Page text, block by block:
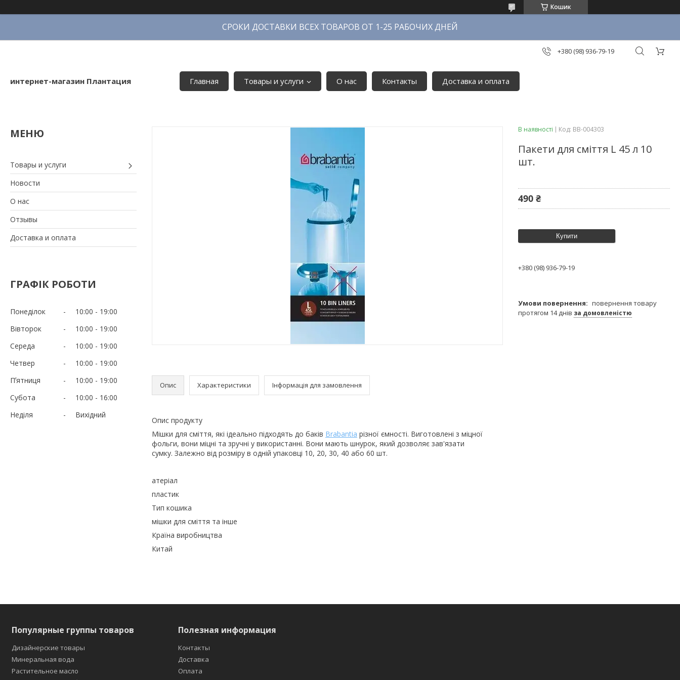
Кошик
СРОКИ ДОСТАВКИ ВСЕХ ТОВАРОВ ОТ 1-25 РАБОЧИХ ДНЕЙ
+380 (98) 936-79-19
интернет-магазин Плантация Главная Товары и услуги О нас Контакты Доставка и оплата
Товары и услуги
Новости
О нас
Отзывы
Доставка и оплата
ГРАФІК РОБОТИ
Понеділок 10:00
19:00
Вівторок
10:00
19:00
Середа
10:00
19:00
Четвер
10:00
19:00
Пʼятниця
10:00
19:00
Субота
10:00
16:00
Неділя
Вихідний
Опис Характеристики Інформація для замовлення
Опис продукту
Мішки для сміття, які ідеально підходять до баків Brabantia різної ємності. Виготовлені з міцної
фольги, вони міцні та зручні у використанні. Вони мають шнурок, який дозволяє зав'язати
сумку. Залежно від розміру в одній упаковці 10, 20, 30, 40 або 60 шт.
атеріал
пластик
Тип кошика
мішки для сміття та інше
Країна виробництва
Китай
В наявності Код: BB-004303
Пакети для сміття L 45 л 10
шт.
490 ₴
Купити
+380 (98) 936-79-19
повернення товару
протягом 14 днів за домовленістю
Популярные группы товаров
Дизайнерские товары
Минеральная вода
Растительное масло
Полезная информация
Контакты
Доставка
Оплата